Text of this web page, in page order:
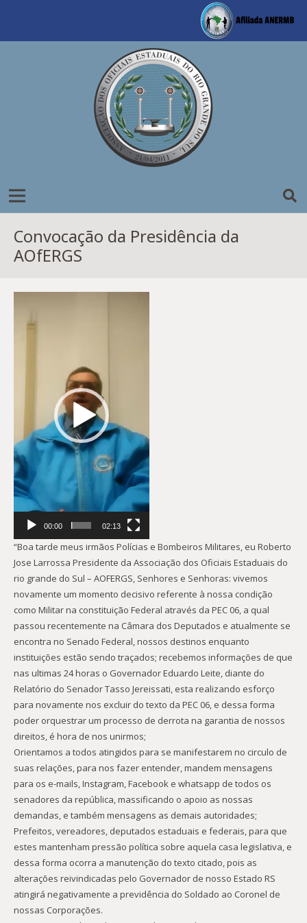
Convocação da Presidência da
AOfERGS
00:00 02:13
“Boa tarde meus irmãos Polícias e Bombeiros Militares, eu Roberto
Jose Larrossa Presidente da Associação dos Oficiais Estaduais do
rio grande do Sul – AOFERGS, Senhores e Senhoras: vivemos
novamente um momento decisivo referente à nossa condição
como Militar na constituição Federal através da PEC 06, a qual
passou recentemente na Câmara dos Deputados e atualmente se
encontra no Senado Federal, nossos destinos enquanto
instituições estão sendo traçados; recebemos informações de que
nas ultimas 24 horas o Governador Eduardo Leite, diante do
Relatório do Senador Tasso Jereissati, esta realizando esforço
para novamente nos excluir do texto da PEC 06, e dessa forma
poder orquestrar um processo de derrota na garantia de nossos
direitos, é hora de nos unirmos;
Orientamos a todos atingidos para se manifestarem no circulo de
suas relações, para nos fazer entender, mandem mensagens
para os e-mails, Instagram, Facebook e whatsapp de todos os
senadores da república, massificando o apoio as nossas
demandas, e também mensagens as demais autoridades;
Prefeitos, vereadores, deputados estaduais e federais, para que
estes mantenham pressão política sobre aquela casa legislativa, e
dessa forma ocorra a manutenção do texto citado, pois as
alterações reivindicadas pelo Governador de nosso Estado RS
atingirá negativamente a previdência do Soldado ao Coronel de
nossas Corporações.